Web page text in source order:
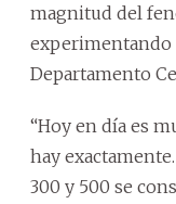
magnitud del
experimentando
Departamento
“Hoy en día es
hay
300 y 500 se